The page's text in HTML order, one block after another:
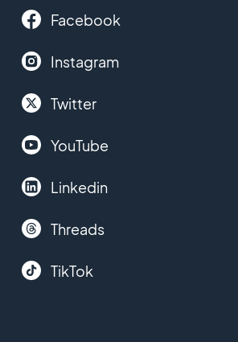
Facebook
Instagram
Twitter
YouTube
Linkedin
Threads
TikTok